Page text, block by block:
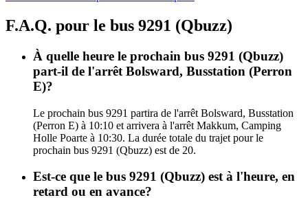
F.A.Q. pour le bus 9291 (Qbuzz)
À quelle heure le prochain bus 9291 (Qbuzz)
part-il de l'arrêt Bolsward, Busstation (Perron
E)?
Le prochain bus 9291 partira de l'arrêt Bolsward, Busstation
(Perron E) à 10:10 et arrivera à l'arrêt Makkum, Camping
Holle Poarte à 10:30. La durée totale du trajet pour le
prochain bus 9291 (Qbuzz) est de 20.
Est-ce que le bus 9291 (Qbuzz) est à l'heure, en
retard ou en avance?